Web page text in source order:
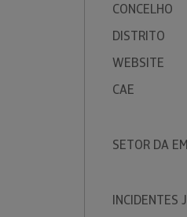
CONCELHO
DISTRITO
WEBSITE
CAE
SETOR DA
INCIDENTES